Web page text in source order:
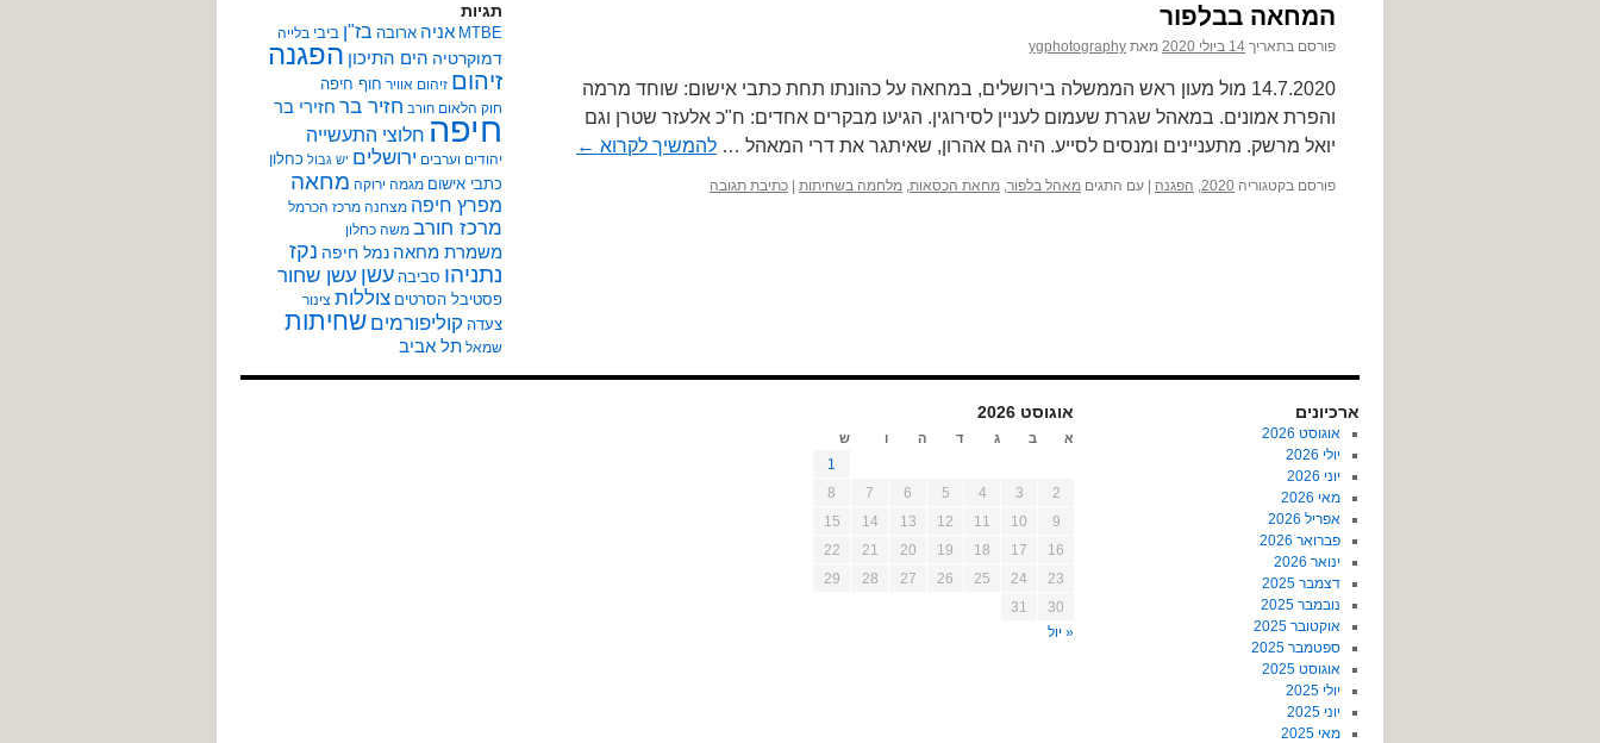
המחאה בבלפור
פורסם בתאריך 14 ביולי 2020 מאת ygphotography
14.7.2020 מול מעון ראש הממשלה בירושלים, במחאה על כהונתו תחת כתבי אישום: שוחד מרמה
והפרת אמונים. במאהל שגרת שעמום לעניין לסירוגין. הגיעו מבקרים אחדים: ח"כ אלעזר שטרן וגם
יואל מרשק. מתעניינים ומנסים לסייע. היה גם אהרון, שאיתגר את דרי המאהל … להמשיך לקרוא ←
פורסם בקטגוריה 2020
, הפגנה עם התגים מאהל בלפור, מחאת הכסאות, מלחמה בשחיתות כתיבת תגובה
תגיות
MTBE אניה ארובה בז"ן ביבי בלייה
דמוקרטיה הים התיכון הפגנה
זיהום זיהום אוויר חוף חיפה
חוק הלאום חורב חזיר בר חזירי בר
חיפה חלוצי התעשייה
יהודים וערבים ירושלים יש גבול כחלון
כתבי אישום מגמה ירוקה מחאה
מפרץ חיפה מצחנה מרכז הכרמל
מרכז חורב משה כחלון
משמרת מחאה נמל חיפה נקז
נתניהו סביבה עשן עשן שחור
פסטיבל הסרטים צוללות צינור
צעדה קוליפורמים שחיתות
שמאל תל אביב
ארכיונים
אוגוסט 2026
יולי 2026
יוני 2026
מאי 2026
אפריל 2026
פברואר 2026
ינואר 2026
דצמבר 2025
נובמבר 2025
אוקטובר 2025
ספטמבר 2025
אוגוסט 2025
יולי 2025
יוני 2025
מאי 2025
אוגוסט 2026
א ב ג ד ה ו ש
1
2
3
4
5
6
7
8
9
10
11
12
13
14
15
16
17
18
19
20
21
22
23
24
25
26
27
28
29
30
31
« יול